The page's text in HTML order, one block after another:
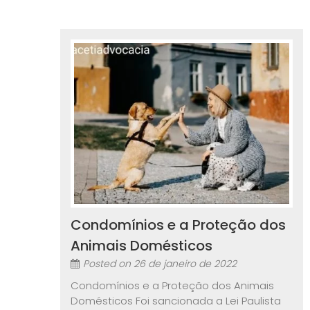
Condomínios e a Proteção dos
Animais Domésticos
Posted on 26 de janeiro de 2022
Condomínios e a Proteção dos Animais
Domésticos Foi sancionada a Lei Paulista